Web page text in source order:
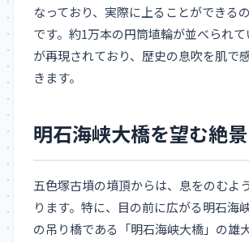
なっており、実際に上ることができる
です。約1万本の円筒埴輪が並べられ
が再現されており、歴史の息吹を肌で
きます。
明石海峡大橋を望む絶
五色塚古墳の墳頂からは、息をのむよ
ります。特に、目の前に広がる明石海
の吊り橋である「明石海峡大橋」の雄